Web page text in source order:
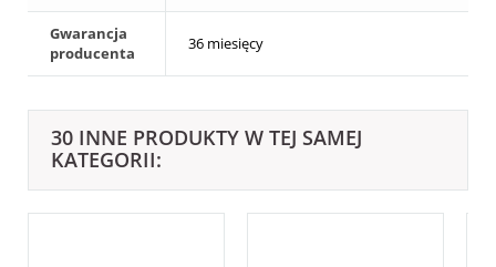
Gwarancja
producenta
36 miesięcy
30 INNE PRODUKTY W TEJ SAMEJ
KATEGORII: